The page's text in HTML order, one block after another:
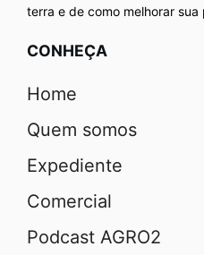
terra e de como melhorar
CONHEÇA
Home
Quem somos
Expediente
Comercial
Podcast AGRO2